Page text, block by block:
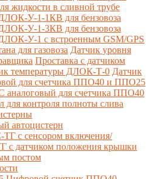
жидкости в сливной трубе
У-1-1КВ для бензовоза
У-1-3КВ для бензовоза
У-1 с встроенным GSM/GPS
для газовоза Датчик уровня
Проставка с датчиком
температуры ДЛОК-Т-0 Датчик
для счетчика ППО40 и ППО25
аналоговый для счетчика ППО40
контроля полноты слива
автоцистерн
с сенсором включения/
с датчиком положения крышки
постом